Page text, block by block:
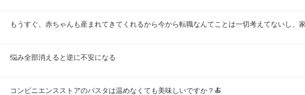
もうすぐ、赤ちゃんも産まれてきてくれるから今から転職なんてことは一切考えてないし、
悩み全部消えると逆に不安になる
コンビニエンスストアのパスタは温めなくても美味しいですか？🍝